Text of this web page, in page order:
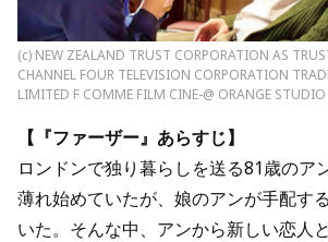
(c) NEW ZEALAND TRUST CORPORATION AS
CHANNEL FOUR TELEVISION CORPORATION
LIMITED F COMME FILM CINE-@ ORANGE
【『ファーザー』あらすじ】
ロンドンで独り暮らしを送る81歳のア
薄れ始めていたが、娘のアンが手配す
いた。そんな中、アンから新しい恋人